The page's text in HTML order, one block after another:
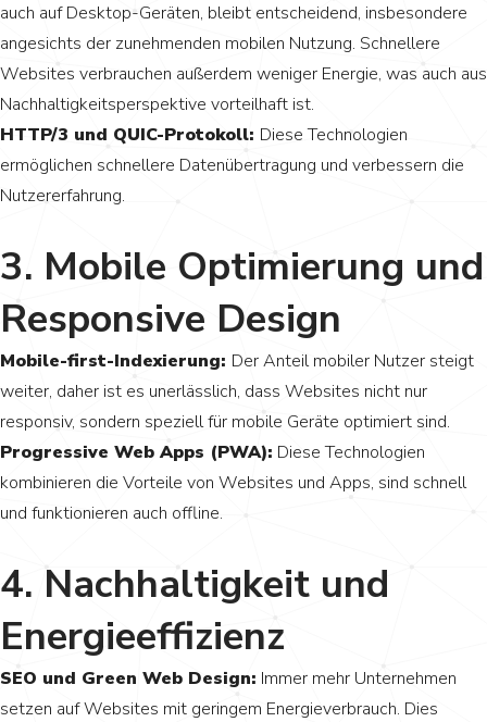
auch auf Desktop-Geräten, bleibt entscheidend, insbesondere
angesichts der zunehmenden mobilen Nutzung. Schnellere
Websites verbrauchen außerdem weniger Energie, was auch aus
Nachhaltigkeitsperspektive vorteilhaft ist.
HTTP/3 und QUIC-Protokoll: Diese Technologien
ermöglichen schnellere Datenübertragung und verbessern die
Nutzererfahrung.
3. Mobile Optimierung und
Responsive Design
Mobile-first-Indexierung: Der Anteil mobiler Nutzer steigt
weiter, daher ist es unerlässlich, dass Websites nicht nur
responsiv, sondern speziell für mobile Geräte optimiert sind.
Progressive Web Apps (PWA): Diese Technologien
kombinieren die Vorteile von Websites und Apps, sind schnell
und funktionieren auch offline.
4. Nachhaltigkeit und
Energieeffizienz
SEO und Green Web Design: Immer mehr Unternehmen
setzen auf Websites mit geringem Energieverbrauch. Dies